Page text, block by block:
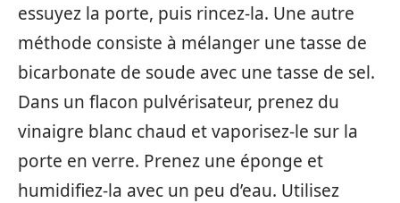
essuyez la porte, puis rincez-la. Une autre
méthode consiste à mélanger une tasse de
bicarbonate de soude avec une tasse de sel.
Dans un flacon pulvérisateur, prenez du
vinaigre blanc chaud et vaporisez-le sur la
porte en verre. Prenez une éponge et
humidifiez-la avec un peu d’eau. Utilisez